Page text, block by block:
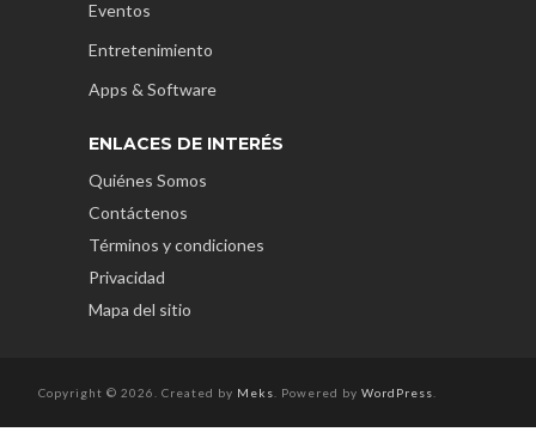
Eventos
Entretenimiento
Apps & Software
ENLACES DE INTERÉS
Quiénes Somos
Contáctenos
Términos y condiciones
Privacidad
Mapa del sitio
Copyright © 2026. Created by Meks . Powered by WordPress